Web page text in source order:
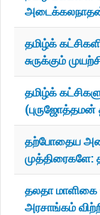
தமிழ்க்
சுருக்கும்
தமிழ்க்
தற்போதைய
முத்திரைகளே:
தலதா மாளிகை
அரசாங்கம்